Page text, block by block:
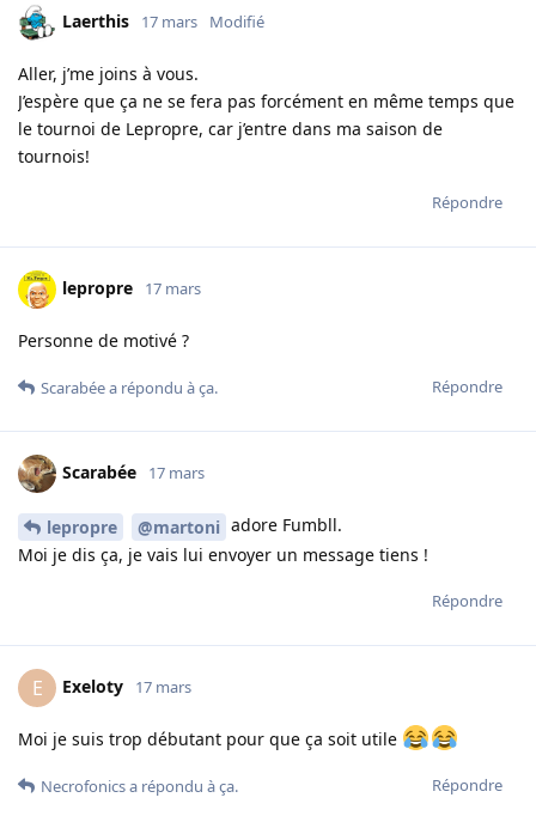
Laerthis 17 mars Modifié
Aller, j’me joins à vous.
J’espère que ça ne se fera pas forcément en même temps que
le tournoi de Lepropre, car j’entre dans ma saison de
tournois!
Répondre
lepropre 17 mars
Personne de motivé ?
Répondre
Scarabéea répondu à ça.
Scarabée 17 mars
lepropre @martoni adore Fumbll.
Moi je dis ça, je vais lui envoyer un message tiens !
Répondre
E Exeloty 17 mars
Moi je suis trop débutant pour que ça soit utile
Répondre
Necrofonicsa répondu à ça.